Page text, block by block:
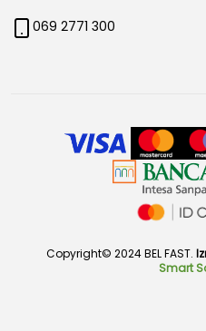
069 2771 300
Copyright© 2024 BEL FAST.
Smart